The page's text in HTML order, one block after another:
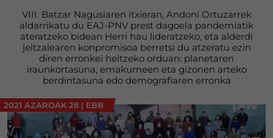
VIII. Batzar Nagusiaren itxieran, Andoni Ortuzarrek
aldarrikatu du EAJ-PNV prest dagoela pandemiatik
ateratzeko bidean Herri hau lideratzeko, eta alderdi
jeltzalearen konpromisoa berretsi du atzeratu ezin
diren erronkei heltzeko orduan: planetaren
iraunkortasuna, emakumeen eta gizonen arteko
berdintasuna edo demografiaren erronka
2021 AZAROAK 28 | EBB